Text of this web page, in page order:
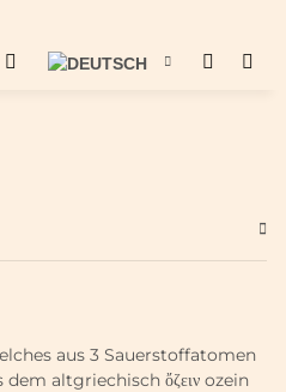
aus 3 Sauerstoffatomen
altgriechisch ὄζειν ozein